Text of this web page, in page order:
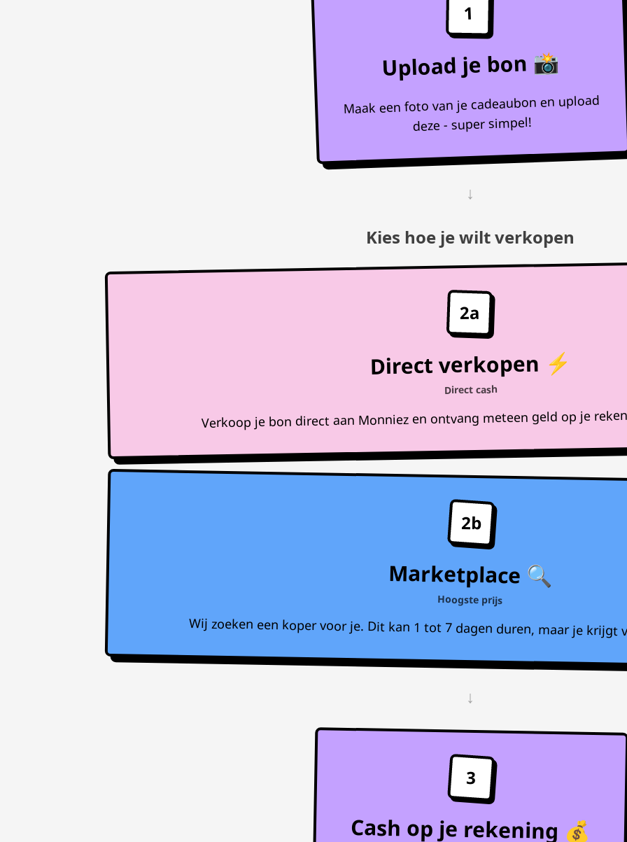
1
Upload je bon 📸
Maak een foto van je cadeaubon en upload
deze - super simpel!
↓
Kies hoe je wilt verkopen
2a
Direct verkopen ⚡
Direct cash
Verkoop je bon direct aan Monniez en ontvang meteen geld op je
2b
Marketplace 🔍
Hoogste prijs
Wij zoeken een koper voor je. Dit kan 1 tot 7 dagen duren, maar je krijgt
↓
3
Cash op je rekening 💰